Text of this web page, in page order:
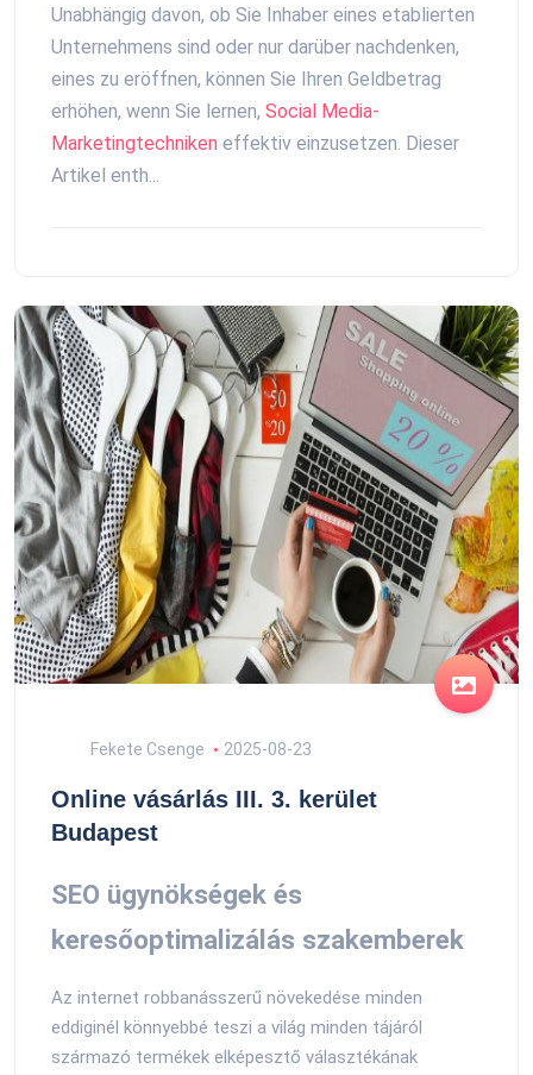
Unabhängig davon, ob Sie Inhaber eines etablierten
Unternehmens sind oder nur darüber nachdenken,
eines zu eröffnen, können Sie Ihren Geldbetrag
erhöhen, wenn Sie lernen, Social Media-
Marketingtechniken effektiv einzusetzen. Dieser
Artikel enth...
Fekete Csenge 2025-08-23
Online vásárlás III. 3. kerület
Budapest
SEO ügynökségek és
keresőoptimalizálás szakemberek
Az internet robbanásszerű növekedése minden
eddiginél könnyebbé teszi a világ minden tájáról
származó termékek elképesztő választékának